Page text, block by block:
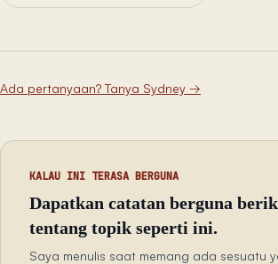
Ada pertanyaan? Tanya Sydney →
KALAU INI TERASA BERGUNA
Dapatkan catatan berguna
tentang topik seperti ini.
Saya menulis saat memang ada sesuatu